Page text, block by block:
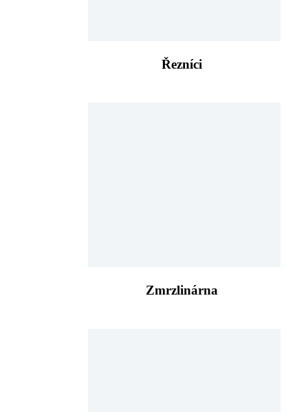
Řezníci
Zmrzlinárna